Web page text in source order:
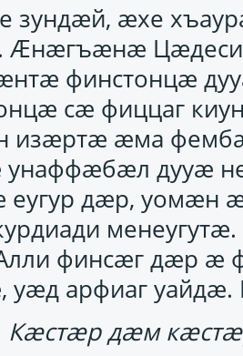
зундӕй, ӕхе
Ӕнӕгъӕнӕ Цӕдеси
финстонцӕ
сӕ фиццаг
изӕртӕ ӕма
унаффӕбӕл дууӕ
еугур дӕр, уомӕн
финсӕг дӕр ӕ
уӕд арфиаг
Кӕстӕр дӕм